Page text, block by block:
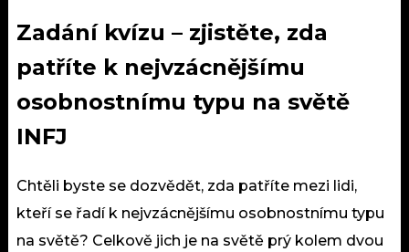
Zadání kvízu – zjistěte, zda
patříte k nejvzácnějšímu
osobnostnímu typu na světě
INFJ
Chtěli byste se dozvědět, zda patříte mezi lidi,
kteří se řadí k nejvzácnějšímu osobnostnímu typu
na světě? Celkově jich je na světě prý kolem dvou